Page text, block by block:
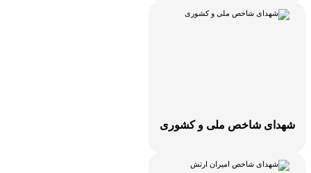
شاخص ملی و کشوری